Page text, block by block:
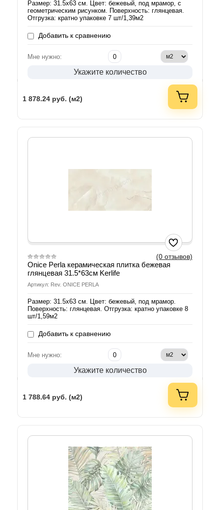
Размер: 31.5х63 см. Цвет: бежевый, под мрамор, с
геометрическим рисунком. Поверхность: глянцевая.
Отгрузка: кратно упаковке 7 шт/1,39м2
Добавить к сравнению
Мне нужно:
Укажите количество
1 878.24 руб. (м2)
(0 отзывов)
Onice Perla керамическая плитка бежевая
глянцевая 31.5*63см Kerlife
Артикул: Rev. ONICE PERLA
Размер: 31.5х63 см. Цвет: бежевый, под мрамор.
Поверхность: глянцевая. Отгрузка: кратно упаковке 8
шт/1,59м2
Добавить к сравнению
Мне нужно:
Укажите количество
1 788.64 руб. (м2)